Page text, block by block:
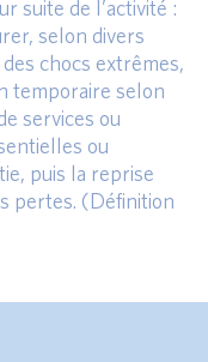
suite de l’activité :
selon divers
chocs extrêmes,
temporaire selon
services ou
ou
puis la reprise
pertes. (Définition